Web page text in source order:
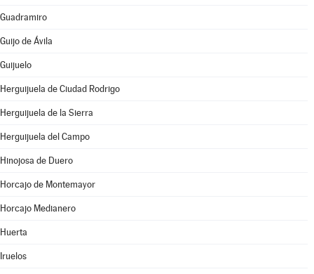
Guadramiro
Guijo de Ávila
Guijuelo
Herguijuela de Ciudad Rodrigo
Herguijuela de la Sierra
Herguijuela del Campo
Hinojosa de Duero
Horcajo de Montemayor
Horcajo Medianero
Huerta
Iruelos